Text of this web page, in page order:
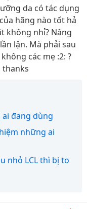
da có tác dụng
hãng nào tốt hả
không nhỉ? Nâng
lận. Mà phải sau
các mẹ :2: ?
thanks
đang dùng
những ai
nhỏ LCL thì bị to